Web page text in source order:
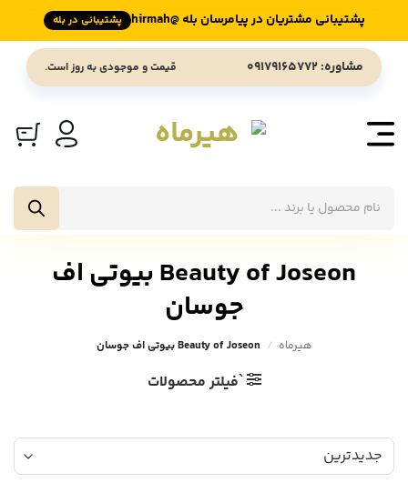
پشتیبانی مشتریان در پیامرسان بله @hirmah پشتیبانی در بله
مشاوره: 09179165772 قیمت و موجودی به روز است.
محصولات
Beauty of Joseon بیوتی اف
جوسان
هیرماه /
`فیلتر محصولات